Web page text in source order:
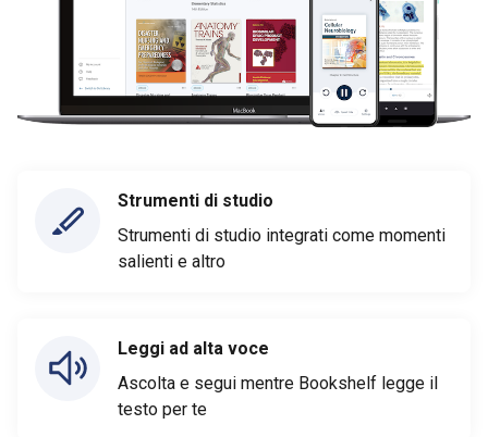
Strumenti di studio
Strumenti di studio integrati come momenti
salienti e altro
Leggi ad alta voce
Ascolta e segui mentre Bookshelf legge il
testo per te